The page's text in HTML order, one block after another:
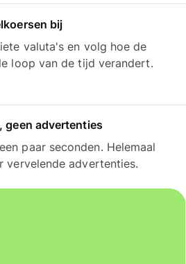
bij
valuta's en volg hoe de
loop van de tijd verandert.
geen advertenties
paar seconden. Helemaal
vervelende advertenties.